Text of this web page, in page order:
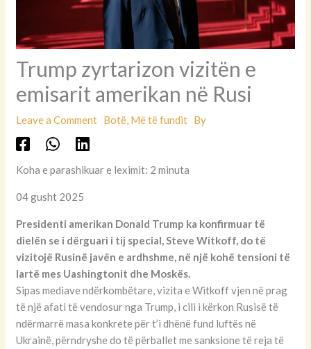
Trump zyrtarizon vizitën e
emisarit amerikan në Rusi
Leave a Comment Botë, Më të fundit By
Koha e parashikuar e leximit: 2 minuta
04 gusht 2025
Presidenti amerikan Donald Trump ka konfirmuar të
dielën se i dërguari i tij special, Steve Witkoff, do të
vizitojë Rusinë javën e ardhshme, në një kohë tensioni të
lartë mes Uashingtonit dhe Moskës.
Sipas mediave ndërkombëtare, vizita e Witkoff vjen në prag
të një afati të vendosur nga Trump, i cili i kërkon Rusisë të
ndërmarrë masa konkrete për t’i dhënë fund luftës në
Ukrainë, përndryshe do të përballet me sanksione të reja të